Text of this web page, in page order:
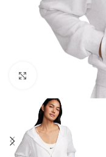
Amplía la Imagen